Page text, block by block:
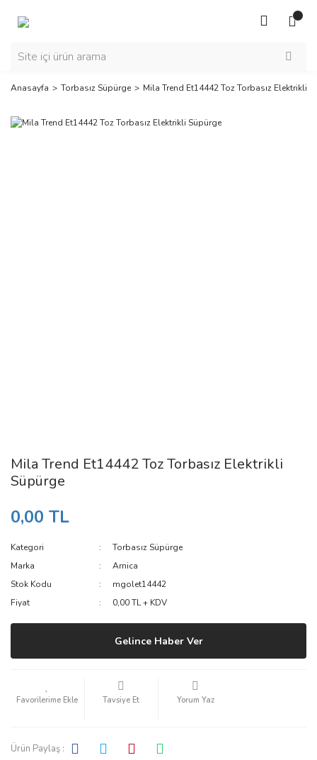
Anasayfa Torbasız Süpürge Mila Trend Et14442 Toz Torbasız Elektrikli
Mila Trend Et14442 Toz Torbasız Elektrikli
Süpürge
0,00 TL
Kategori
Torbasız Süpürge
Marka
Arnica
Stok Kodu
mgolet14442
Fiyat
0,00 TL + KDV
Gelince Haber Ver
Tavsiye Et Yorum Yaz
Ürün Paylaş :